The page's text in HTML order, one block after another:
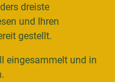
dreiste
und Ihren
gestellt.
eingesammelt und in